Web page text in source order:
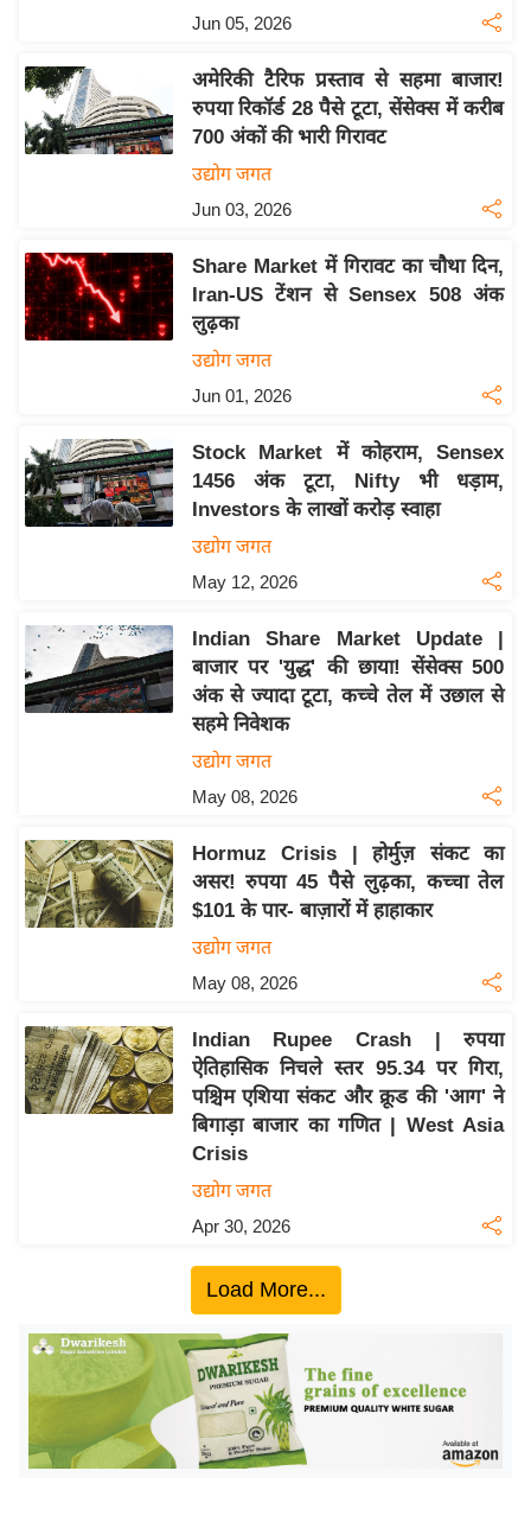
खे
क्रि
P
L
2
क्रा
इ
म
पे
प
र
बे
मि
सा
य
त
यं
ज
ग
ऑ
Jun 05, 2026
अमेरिकी टैरिफ प्रस्ताव से सहमा बाजार!
रुपया रिकॉर्ड 28 पैसे टूटा, सेंसेक्स में करीब
700 अंकों की भारी गिरावट
उद्योग जगत
Jun 03, 2026
Share Market में गिरावट का चौथा दिन,
Iran-US टेंशन से Sensex 508 अंक
लुढ़का
उद्योग जगत
Jun 01, 2026
Stock Market में कोहराम, Sensex
1456 अंक टूटा, Nifty भी धड़ाम,
Investors के लाखों करोड़ स्वाहा
उद्योग जगत
May 12, 2026
Indian Share Market Update |
बाजार पर 'युद्ध' की छाया! सेंसेक्स 500
अंक से ज्यादा टूटा, कच्चे तेल में उछाल से
सहमे निवेशक
उद्योग जगत
May 08, 2026
Hormuz Crisis | होर्मुज़ संकट का
असर! रुपया 45 पैसे लुढ़का, कच्चा तेल
$101 के पार- बाज़ारों में हाहाकार
उद्योग जगत
May 08, 2026
Indian Rupee Crash | रुपया
ऐतिहासिक निचले स्तर 95.34 पर गिरा,
पश्चिम एशिया संकट और क्रूड की 'आग' ने
बिगाड़ा बाजार का गणित | West Asia
Crisis
उद्योग जगत
Apr 30, 2026
Load More...